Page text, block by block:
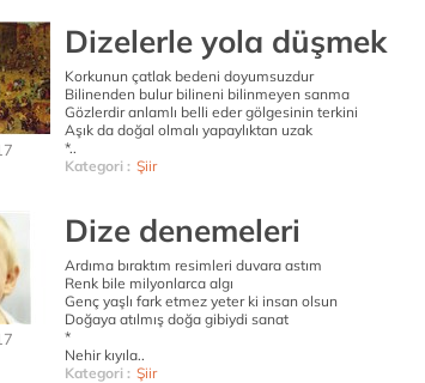
Dizelerle yola düşmek
Korkunun çatlak bedeni doyumsuzdur
Bilinenden bulur bilineni bilinmeyen sanma
Gözlerdir anlamlı belli eder gölgesinin terkini
Aşık da doğal olmalı yapaylıktan uzak
*..
Kategori : Şiir
Dize denemeleri
Ardıma bıraktım resimleri duvara astım
Renk bile milyonlarca algı
Genç yaşlı fark etmez yeter ki insan olsun
Doğaya atılmış doğa gibiydi sanat
*
Nehir kıyıla..
Kategori : Şiir